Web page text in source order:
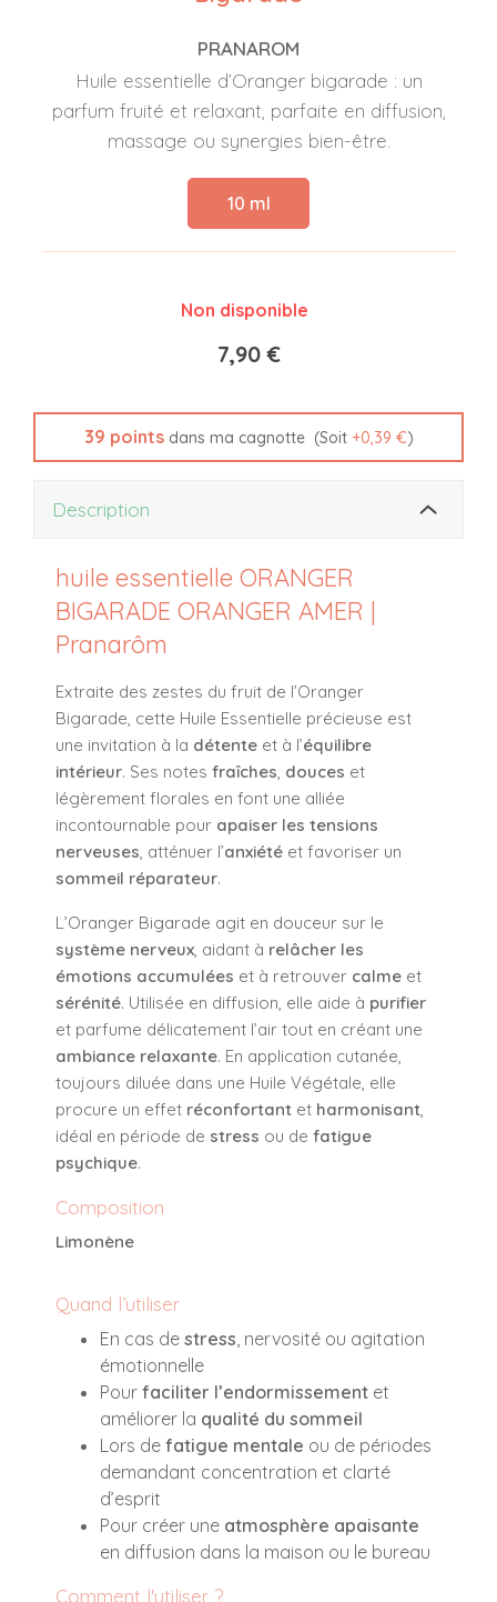
PRANAROM
Huile essentielle d’Oranger bigarade : un
parfum fruité et relaxant, parfaite en diffusion,
massage ou synergies bien-être.
10 ml
Non disponible
7,90 €
39 pointsdans ma cagnotte (Soit +0,39 €)
Description
huile essentielle ORANGER
BIGARADE ORANGER AMER |
Pranarôm
Extraite des zestes du fruit de l’Oranger
Bigarade, cette Huile Essentielle précieuse est
une invitation à la détente et à l’équilibre
intérieur. Ses notes fraîches, douces et
légèrement florales en font une alliée
incontournable pour apaiser les tensions
nerveuses, atténuer l’anxiété et favoriser un
sommeil réparateur.
L’Oranger Bigarade agit en douceur sur le
système nerveux, aidant à relâcher les
émotions accumulées et à retrouver calme et
sérénité. Utilisée en diffusion, elle aide à purifier
et parfume délicatement l’air tout en créant une
ambiance relaxante. En application cutanée,
toujours diluée dans une Huile Végétale, elle
procure un effet réconfortant et harmonisant,
idéal en période de stress ou de fatigue
psychique.
Composition
Limonène
Quand l’utiliser
En cas de stress , nervosité ou agitation
émotionnelle
Pour faciliter l’endormissement et
améliorer la qualité du sommeil
Lors de fatigue mentale ou de périodes
demandant concentration et clarté
d’esprit
Pour créer une atmosphère apaisante
en diffusion dans la maison ou le bureau
Comment l'utiliser ?